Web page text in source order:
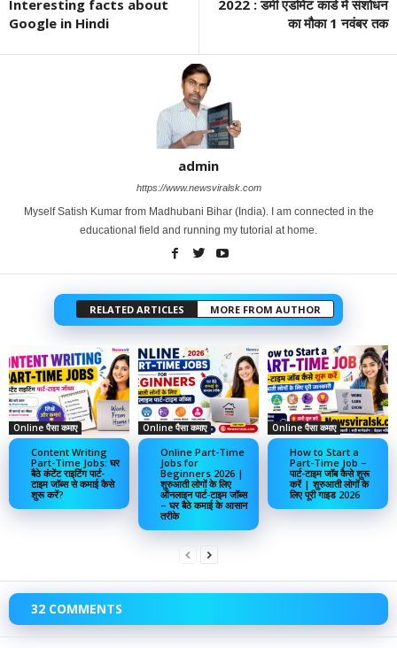
Interesting facts about
Google in Hindi
2022 : डमी एडमिट कार्ड में संशोधन
का मौका 1 नवंबर तक
admin
https://www.newsviralsk.com
Myself Satish Kumar from Madhubani Bihar (India). I am connected in the
educational field and running my tutorial at home.
RELATED ARTICLES MORE FROM AUTHOR
Online पैसा कमाए
Content Writing
Part-Time Jobs: घर
बैठे कंटेंट राइटिंग पार्ट-
टाइम जॉब्स से कमाई कैसे
शुरू करें?
Online पैसा कमाए
Online Part-Time
Jobs for
Beginners 2026 |
शुरुआती लोगों के लिए
ऑनलाइन पार्ट-टाइम जॉब्स
– घर बैठे कमाई के आसान
तरीके
Online पैसा कमाए
How to Start a
Part-Time Job –
पार्ट-टाइम जॉब कैसे शुरू
करें | शुरुआती लोगों के
लिए पूरी गाइड 2026
32 COMMENTS